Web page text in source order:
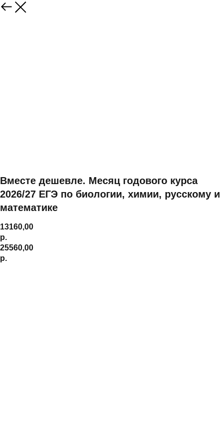
Вместе дешевле. Месяц годового курса
2026/27 ЕГЭ по биологии, химии, русскому и
математике
13160,00
р.
25560,00
р.